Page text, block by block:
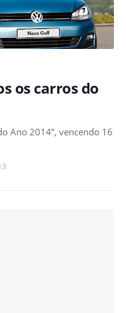
os carros do
Ano 2014”, vencendo 16